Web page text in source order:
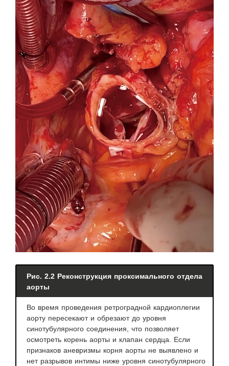
Рис. 2.2 Реконструкция проксимального отдела
аорты
Во время проведения ретроградной кардиоплегии
аорту пересекают и обрезают до уровня
синотубулярного соединения, что позволяет
осмотреть корень аорты и клапан сердца. Если
признаков аневризмы корня аорты не выявлено и
нет разрывов интимы ниже уровня синотубулярного